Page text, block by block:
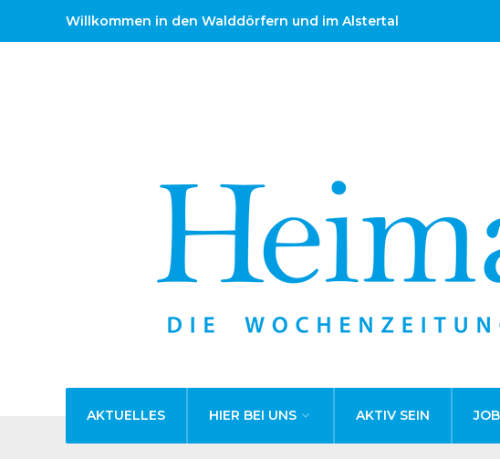
Willkommen in den Walddörfern und im Alstertal
AKTUELLES HIER BEI UNS AKTIV SEIN